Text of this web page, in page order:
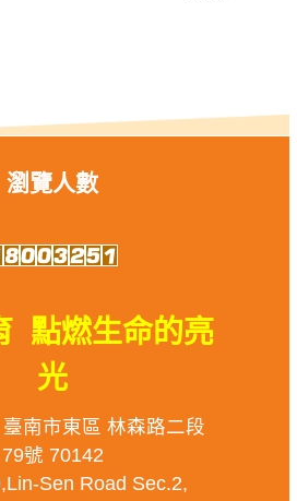
瀏覽人數
點燃生命的亮
光
南市東區 林森路二段
79號 70142
Sen Road Sec.2,